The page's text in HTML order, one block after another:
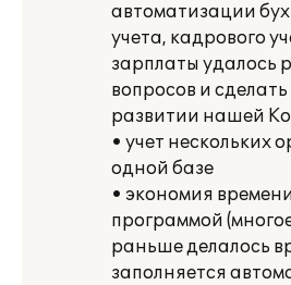
автоматизации
учета, кадрового
зарплаты удалось
вопросов и
развитии нашей
• учет нескольких
одной базе
• экономия
программой
раньше делалось
заполняется